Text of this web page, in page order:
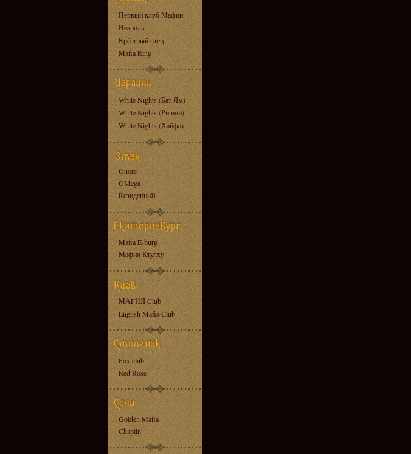
Первый клуб Мафии
Неаполь
Крёстный отец
Mafia Ring
White Nights (Бат Ям)
White Nights (Ришон)
White Nights (Хайфа)
Onore
OMega
RезиденциЯ
Mafia E-burg
Мафия Ктулху
МАFИЯ Club
English Mafia Club
Fox club
Red Rose
Golden Mafia
Chaplin